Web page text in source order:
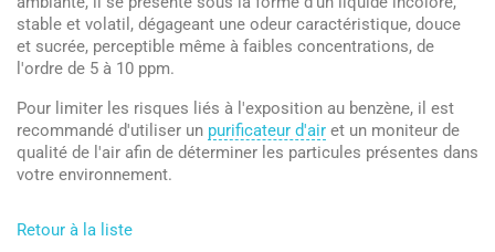
stable et volatil, dégageant une odeur caractéristique, douce
et sucrée, perceptible même à faibles concentrations, de
l'ordre de 5 à 10 ppm.
Pour limiter les risques liés à l'exposition au benzène, il est
recommandé d'utiliser un purificateur d'air et un moniteur de
qualité de l'air afin de déterminer les particules présentes dans
votre environnement.
Retour à la liste